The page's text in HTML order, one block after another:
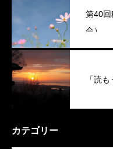
第40回
会）
「読
カテゴリー